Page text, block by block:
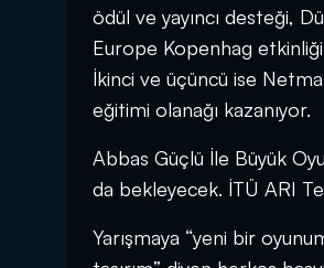
ödül ve yayıncı desteği,
Europe Kopenhag
İkinci ve üçüncü ise
eğitimi olanağı kazanıyor.
Abbas Güçlü İle Büyük
da bekleyecek. İTÜ ARI
Yarışmaya “yeni bir